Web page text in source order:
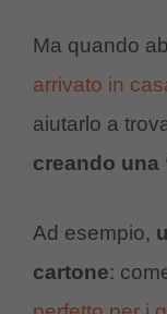
Ma quando
arrivato in
aiutarlo a
creando una
Ad esempio,
cartone: